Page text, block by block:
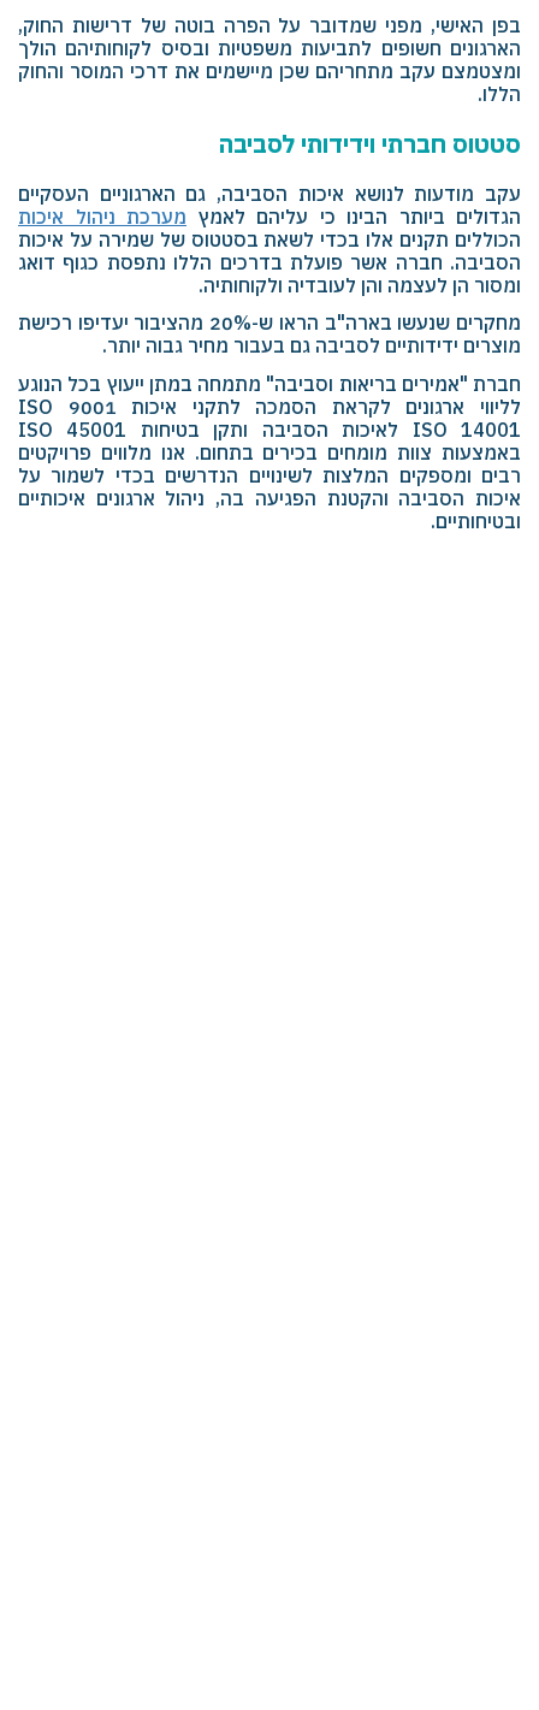
בפן האישי, מפני שמדובר על הפרה בוטה של דרישות החוק,
הארגונים חשופים לתביעות משפטיות ובסיס לקוחותיהם הולך
ומצטמצם עקב מתחריהם שכן מיישמים את דרכי המוסר והחוק
הללו.
סטטוס חברתי וידידותי לסביבה
עקב מודעות לנושא איכות הסביבה, גם הארגוניים העסקיים
הגדולים ביותר הבינו כי עליהם לאמץ מערכת ניהול איכות
הכוללים תקנים אלו בכדי לשאת בסטטוס של שמירה על איכות
הסביבה. חברה אשר פועלת בדרכים הללו נתפסת כגוף דואג
ומסור הן לעצמה והן לעובדיה ולקוחותיה.
מחקרים שנעשו בארה"ב הראו ש-20% מהציבור יעדיפו רכישת
מוצרים ידידותיים לסביבה גם בעבור מחיר גבוה יותר.
חברת "אמירים בריאות וסביבה" מתמחה במתן ייעוץ בכל הנוגע
לליווי ארגונים לקראת הסמכה לתקני איכות 9001
ISO
14001
ISO
לאיכות הסביבה ותקן בטיחות ISO 45001
באמצעות צוות מומחים בכירים בתחום. אנו מלווים פרויקטים
רבים ומספקים המלצות לשינויים הנדרשים בכדי לשמור על
איכות הסביבה והקטנת הפגיעה בה, ניהול ארגונים איכותיים
ובטיחותיים.